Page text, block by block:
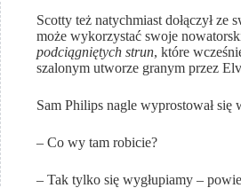
Scotty też natychmiast dołączył
może wykorzystać swoje
podciągniętych strun, które
szalonym utworze granym przez
Sam Philips nagle wyprostował się
– Co wy tam robicie?
– Tak tylko się wygłupiamy –